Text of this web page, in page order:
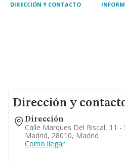
DIRECCIÓN Y CONTACTO
Dirección y
Dirección
Calle Marques Del Riscal, 11 -
Madrid, 28010, Madrid
Como llegar